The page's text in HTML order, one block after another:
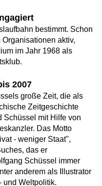
bestimmt. Schon
aktiv,
im Jahr 1968 als
2007
große Zeit, die als
Zeitgeschichte
Schüssel mit Hilfe von
Das Motto
- weniger Staat",
das er
Schüssel immer
anderem als Illustrator
und Weltpolitik.